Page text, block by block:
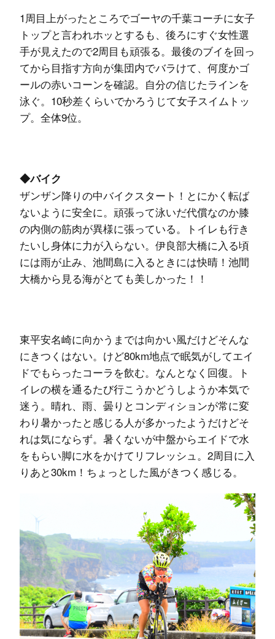
1周目上がったところでゴーヤの千葉コーチに女子
トップと言われホッとするも、後ろにすぐ女性選
手が見えたので2周目も頑張る。最後のブイを回っ
てから目指す方向が集団内でバラけて、何度かゴ
ールの赤いコーンを確認。自分の信じたラインを
泳ぐ。10秒差くらいでかろうじて女子スイムトッ
プ。全体9位。
◆バイク
ザンザン降りの中バイクスタート！とにかく転ば
ないように安全に。頑張って泳いだ代償なのか膝
の内側の筋肉が異様に張っている。トイレも行き
たいし身体に力が入らない。伊良部大橋に入る頃
には雨が止み、池間島に入るときには快晴！池間
大橋から見る海がとても美しかった！！
東平安名崎に向かうまでは向かい風だけどそんな
にきつくはない。けど80km地点で眠気がしてエイ
ドでもらったコーラを飲む。なんとなく回復。ト
イレの横を通るたび行こうかどうしようか本気で
迷う。晴れ、雨、曇りとコンディションが常に変
わり暑かったと感じる人が多かったようだけどそ
れは気にならず。暑くないが中盤からエイドで水
をもらい脚に水をかけてリフレッシュ。2周目に入
りあと30km！ちょっとした風がきつく感じる。